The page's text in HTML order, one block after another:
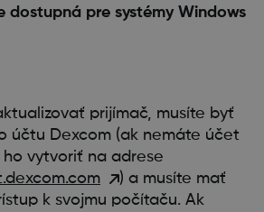
dostupná pre systémy Windows
prijímač, musíte byť
účtu Dexcom (ak nemáte účet
ho vytvoriť na adrese
) a musíte mať
k svojmu počítaču. Ak